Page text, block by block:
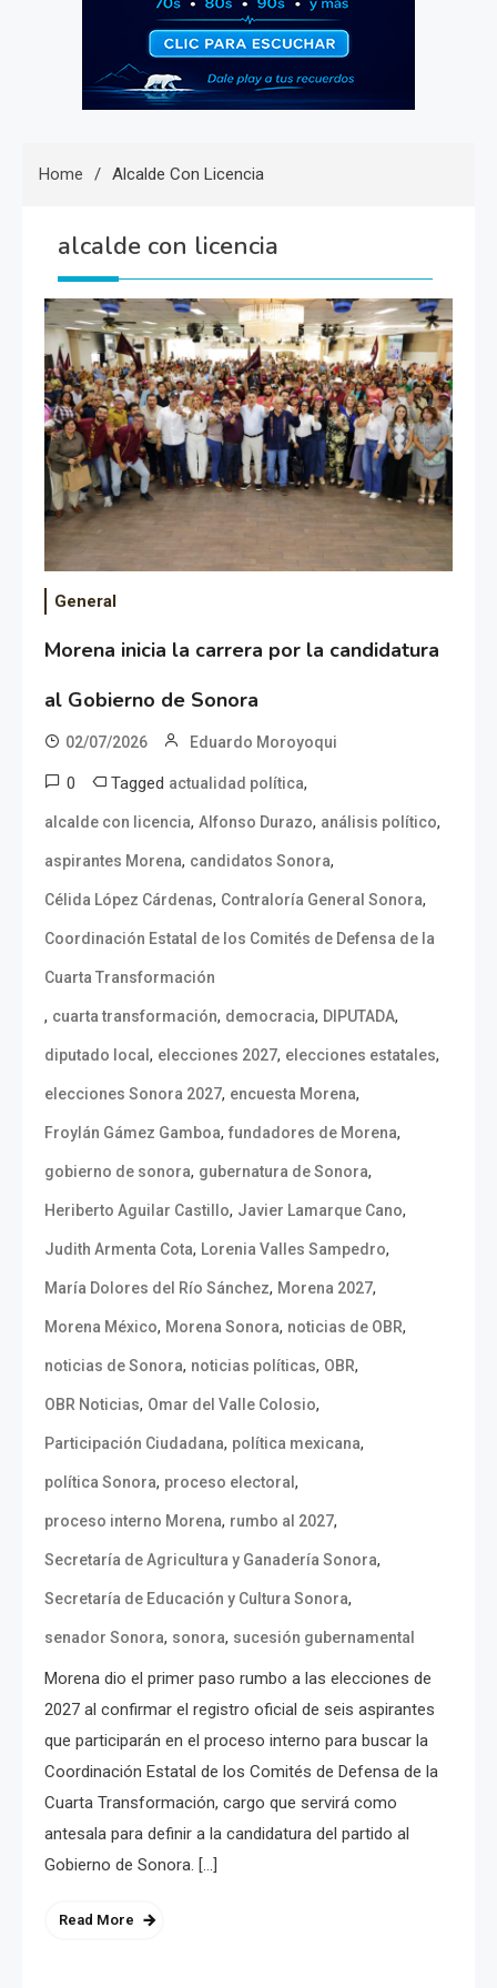
Home Alcalde Con Licencia
alcalde con licencia
General
Morena inicia la carrera por la candidatura
al Gobierno de Sonora
02/07/2026 Eduardo Moroyoqui
0 Tagged actualidad política,
alcalde con licencia, Alfonso Durazo, análisis político,
aspirantes Morena, candidatos Sonora,
Célida López Cárdenas, Contraloría General Sonora,
Coordinación Estatal de los Comités de Defensa de la
Cuarta Transformación
, cuarta transformación, democracia, DIPUTADA,
diputado local, elecciones 2027, elecciones estatales,
elecciones Sonora 2027, encuesta Morena,
Froylán Gámez Gamboa, fundadores de Morena,
gobierno de sonora, gubernatura de Sonora,
Heriberto Aguilar Castillo, Javier Lamarque Cano,
Judith Armenta Cota, Lorenia Valles Sampedro,
María Dolores del Río Sánchez, Morena 2027,
Morena México, Morena Sonora, noticias de OBR,
noticias de Sonora, noticias políticas, OBR,
OBR Noticias, Omar del Valle Colosio,
Participación Ciudadana, política mexicana,
política Sonora, proceso electoral,
proceso interno Morena, rumbo al 2027,
Secretaría de Agricultura y Ganadería Sonora,
Secretaría de Educación y Cultura Sonora,
senador Sonora, sonora, sucesión gubernamental
Morena dio el primer paso rumbo a las elecciones de
2027 al confirmar el registro oficial de seis aspirantes
que participarán en el proceso interno para buscar la
Coordinación Estatal de los Comités de Defensa de la
Cuarta Transformación, cargo que servirá como
antesala para definir a la candidatura del partido al
Gobierno de Sonora. […]
Read More